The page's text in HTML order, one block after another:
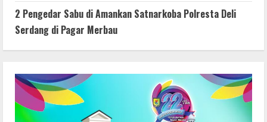
2 Pengedar Sabu di Amankan Satnarkoba Polresta Deli
Serdang di Pagar Merbau